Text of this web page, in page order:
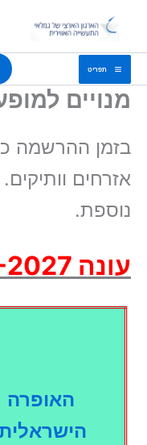
תפריט
מנויים
בזמן ההרשמה
אזרחים
נוספת.
עונה 2026-2027
האופרה